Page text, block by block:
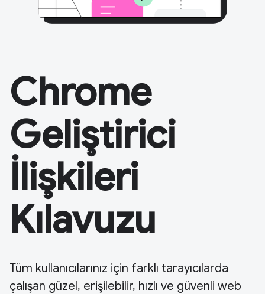
Chrome
Geliştirici
İlişkileri
Kılavuzu
Tüm kullanıcılarınız için farklı tarayıcılarda
çalışan güzel, erişilebilir, hızlı ve güvenli web